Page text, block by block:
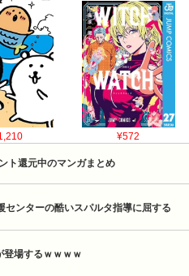
¥572
ト還元中のマンガまとめ
センターの酷いスパルタ指導に屈する
登場するｗｗｗｗ